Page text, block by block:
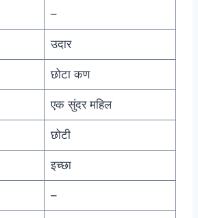
–
उदार
छोटा कण
एक सुंदर महिल
छोटी
इच्छा
–